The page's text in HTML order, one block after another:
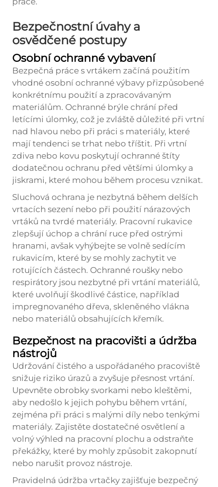
Bezpečnostní úvahy a
osvědčené postupy
Osobní ochranné vybavení
Bezpečná práce s vrtákem začíná použitím
vhodné osobní ochranné výbavy přizpůsobené
konkrétnímu použití a zpracovávaným
materiálům. Ochranné brýle chrání před
letícími úlomky, což je zvláště důležité při vrtní
nad hlavou nebo při práci s materiály, které
mají tendenci se trhat nebo tříštit. Při vrtní
zdiva nebo kovu poskytují ochranné štíty
dodatečnou ochranu před většími úlomky a
jiskrami, které mohou během procesu vznikat.
Sluchová ochrana je nezbytná během delších
vrtacích sezení nebo při použití nárazových
vrtáků na tvrdé materiály. Pracovní rukavice
zlepšují úchop a chrání ruce před ostrými
hranami, avšak vyhýbejte se volně sedícím
rukavicím, které by se mohly zachytit ve
rotujících částech. Ochranné roušky nebo
respirátory jsou nezbytné při vrtání materiálů,
které uvolňují škodlivé částice, například
impregnovaného dřeva, skleněného vlákna
nebo materiálů obsahujících křemík.
Bezpečnost na pracovišti a údržba
nástrojů
Udržování čistého a uspořádaného pracoviště
snižuje riziko úrazů a zvyšuje přesnost vrtání.
Upevněte obrobky svorkami nebo kleštěmi,
aby nedošlo k jejich pohybu během vrtání,
zejména při práci s malými díly nebo tenkými
materiály. Zajistěte dostatečné osvětlení a
volný výhled na pracovní plochu a odstraňte
překážky, které by mohly způsobit zakopnutí
nebo narušit provoz nástroje.
Pravidelná údržba vrtačky zajišťuje bezpečný